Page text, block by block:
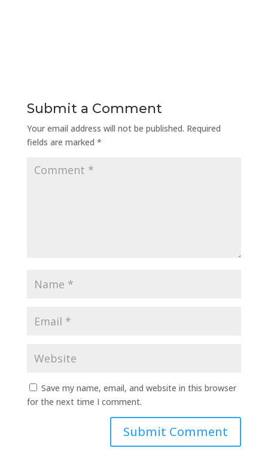
Submit a Comment
Your email address will not be published. Required
fields are marked *
Save my name, email, and website in this browser
for the next time I comment.